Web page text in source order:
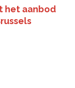
het aanbod